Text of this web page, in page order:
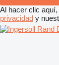
Al hacer clic
privacidad y